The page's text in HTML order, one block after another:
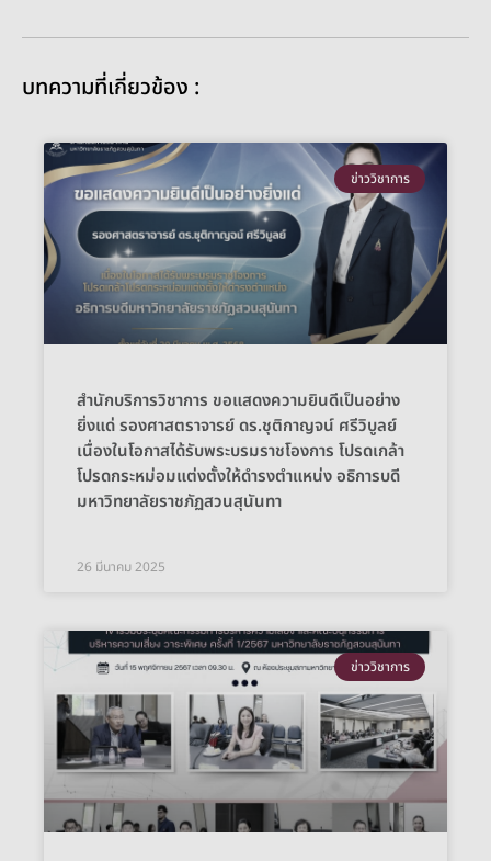
บทความที่เกี่ยวข้อง :
ข่าววิชาการ
สำนักบริการวิชาการ ขอแสดงความยินดีเป็นอย่าง
ยิ่งแด่ รองศาสตราจารย์ ดร.ชุติกาญจน์ ศรีวิบูลย์
เนื่องในโอกาสได้รับพระบรมราชโองการ โปรดเกล้า
โปรดกระหม่อมแต่งตั้งให้ดำรงตำแหน่ง อธิการบดี
มหาวิทยาลัยราชภัฏสวนสุนันทา
26 มีนาคม 2025
ข่าววิชาการ